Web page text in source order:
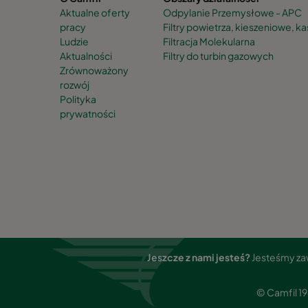
Aktualne oferty
pracy
Ludzie
Aktualności
Zrównoważony
rozwój
Polityka
prywatności
Odpylanie Przemysłowe - APC
Filtry powietrza, kieszeniowe,
Filtracja Molekularna
Filtry do turbin gazowych
Jeszcze z nami jesteś? Jesteśmy
© Camfil